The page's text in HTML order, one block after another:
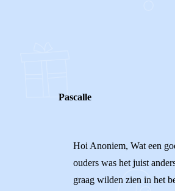
Pascalle
Hoi Anoniem, Wat een
ouders was het juist
graag wilden zien in het